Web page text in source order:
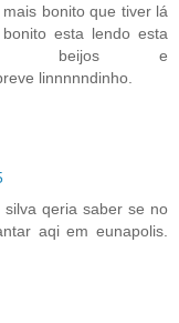
bonito que tiver lá
esta lendo esta
beijos e
linnnnndinho.
qeria saber se no
aqi em eunapolis.